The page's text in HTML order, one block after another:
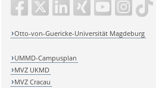
Otto-von-Guericke-Universität Magdeburg
UMMD-Campusplan
MVZ UKMD
MVZ Cracau